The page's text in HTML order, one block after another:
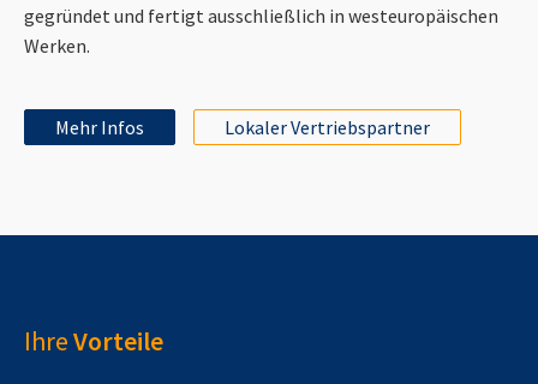
gegründet und fertigt ausschließlich in westeuropäischen
Werken.
Mehr Infos Lokaler Vertriebspartner
IhreVorteile